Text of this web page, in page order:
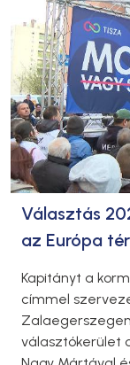
Választás
az Európa
Kapitányt a
címmel
választókerület